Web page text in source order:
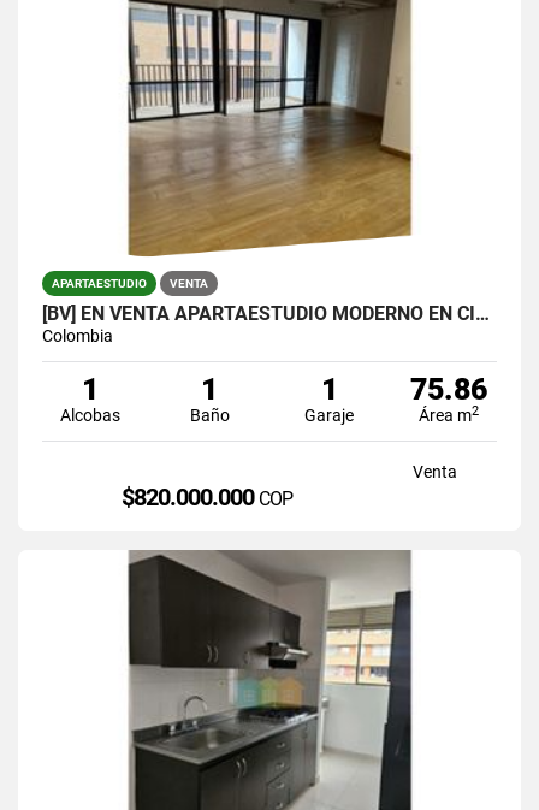
APARTAESTUDIO VENTA
[BV] EN VENTA APARTAESTUDIO MODERNO EN CIUDAD DEL RÍO, MEDELLÍN
Colombia
1
Alcobas
1
Baño
1
Garaje
75.86
Área m2
Venta
$820.000.000 COP